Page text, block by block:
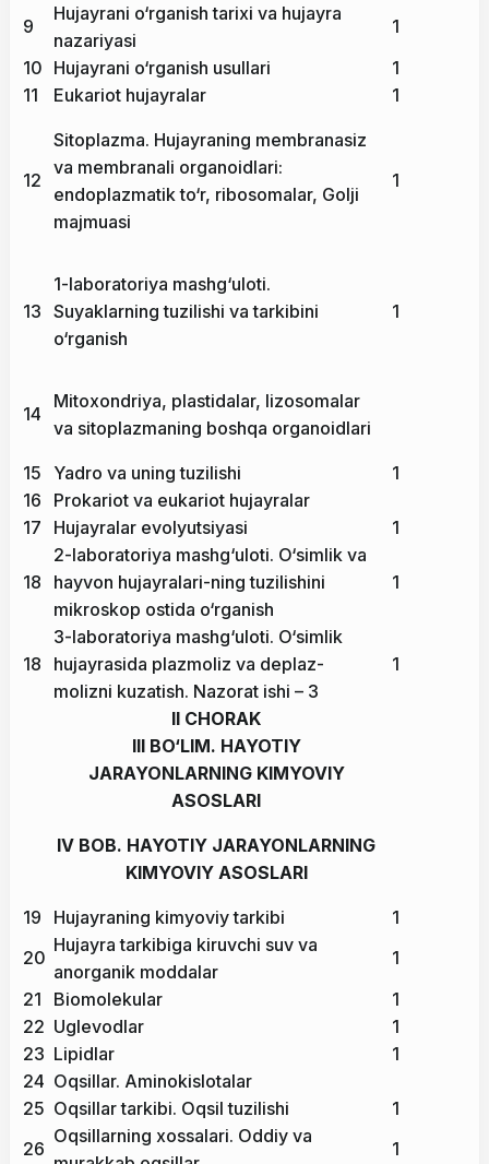
9
Hujayrani o‘rganish tarixi va hujayra
nazariyasi
1
10 Hujayrani o‘rganish usullari
1
11
Eukariot hujayralar 1
12
Sitoplazma. Hujayraning membranasiz
va membranali organoidlari:
endoplazmatik to‘r, ribosomalar, Golji
majmuasi
1
13
1-laboratoriya mashg‘uloti.
Suyaklarning tuzilishi va tarkibini
o‘rganish
1
14
Mitoxondriya, plastidalar, lizosomalar
va sitoplazmaning boshqa organoidlari
15 Yadro va uning tuzilishi
1
16
Prokariot va eukariot hujayralar
17
Hujayralar evolyutsiyasi 1
18
2-laboratoriya mashg‘uloti. O‘simlik va
hayvon hujayralari-ning tuzilishini
mikroskop ostida o‘rganish
1
18
3-laboratoriya mashg‘uloti. O‘simlik
hujayrasida plazmoliz va deplaz-
molizni kuzatish. Nazorat ishi – 3
1
II CHORAK
III BO‘LIM. HAYOTIY
JARAYONLARNING KIMYOVIY
ASOSLARI
IV BOB. HAYOTIY JARAYONLARNING
KIMYOVIY ASOSLARI
19 Hujayraning kimyoviy tarkibi
1
20
Hujayra tarkibiga kiruvchi suv va
anorganik moddalar
1
21
Biomolekular
1
22 Uglevodlar
1
23 Lipidlar
1
24 Oqsillar. Aminokislotalar
25 Oqsillar tarkibi. Oqsil tuzilishi
1
26
Oqsillarning xossalari. Oddiy va
1